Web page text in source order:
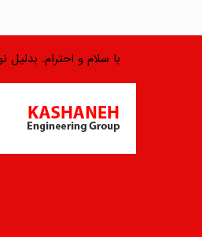
با سلام و احترام. بدلیل